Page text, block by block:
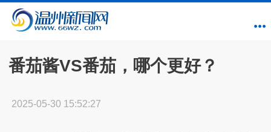
番茄酱VS番茄，哪个更好？
2025-05-30 15:52:27